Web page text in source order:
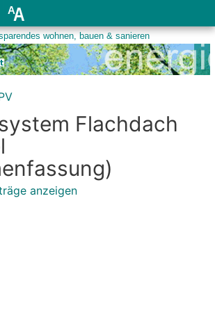
Flachdach
anzeigen